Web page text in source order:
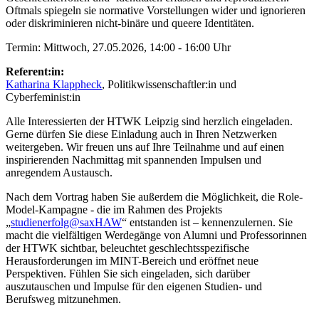
Oftmals spiegeln sie normative Vorstellungen wider und ignorieren
oder diskriminieren nicht-binäre und queere Identitäten.
Termin: Mittwoch, 27.05.2026, 14:00 - 16:00 Uhr
Referent:in:
Katharina Klappheck, Politikwissenschaftler:in und
Cyberfeminist:in
Alle Interessierten der HTWK Leipzig sind herzlich eingeladen.
Gerne dürfen Sie diese Einladung auch in Ihren Netzwerken
weitergeben. Wir freuen uns auf Ihre Teilnahme und auf einen
inspirierenden Nachmittag mit spannenden Impulsen und
anregendem Austausch.
Nach dem Vortrag haben Sie außerdem die Möglichkeit, die Role-
Model-Kampagne - die im Rahmen des Projekts
„studienerfolg@saxHAW“ entstanden ist – kennenzulernen. Sie
macht die vielfältigen Werdegänge von Alumni und Professorinnen
der HTWK sichtbar, beleuchtet geschlechtsspezifische
Herausforderungen im MINT-Bereich und eröffnet neue
Perspektiven. Fühlen Sie sich eingeladen, sich darüber
auszutauschen und Impulse für den eigenen Studien- und
Berufsweg mitzunehmen.